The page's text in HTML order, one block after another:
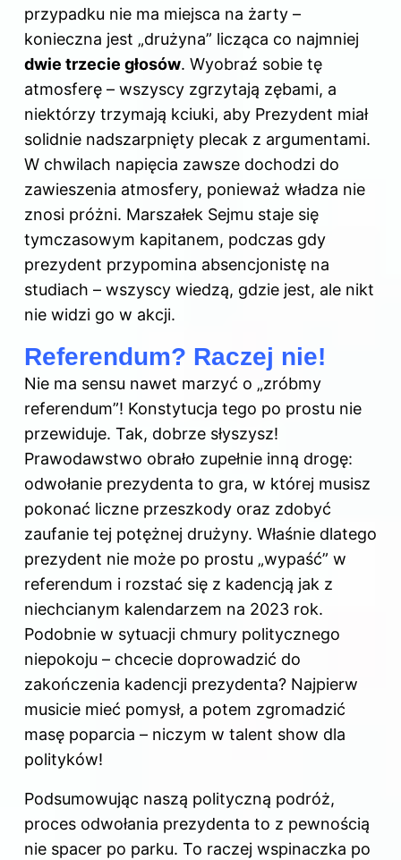
przypadku nie ma miejsca na żarty –
konieczna jest „drużyna” licząca co najmniej
dwie trzecie głosów. Wyobraź sobie tę
atmosferę – wszyscy zgrzytają zębami, a
niektórzy trzymają kciuki, aby Prezydent miał
solidnie nadszarpnięty plecak z argumentami.
W chwilach napięcia zawsze dochodzi do
zawieszenia atmosfery, ponieważ władza nie
znosi próżni. Marszałek Sejmu staje się
tymczasowym kapitanem, podczas gdy
prezydent przypomina absencjonistę na
studiach – wszyscy wiedzą, gdzie jest, ale nikt
nie widzi go w akcji.
Referendum? Raczej nie!
Nie ma sensu nawet marzyć o „zróbmy
referendum”! Konstytucja tego po prostu nie
przewiduje. Tak, dobrze słyszysz!
Prawodawstwo obrało zupełnie inną drogę:
odwołanie prezydenta to gra, w której musisz
pokonać liczne przeszkody oraz zdobyć
zaufanie tej potężnej drużyny. Właśnie dlatego
prezydent nie może po prostu „wypaść” w
referendum i rozstać się z kadencją jak z
niechcianym kalendarzem na 2023 rok.
Podobnie w sytuacji chmury politycznego
niepokoju – chcecie doprowadzić do
zakończenia kadencji prezydenta? Najpierw
musicie mieć pomysł, a potem zgromadzić
masę poparcia – niczym w talent show dla
polityków!
Podsumowując naszą polityczną podróż,
proces odwołania prezydenta to z pewnością
nie spacer po parku. To raczej wspinaczka po